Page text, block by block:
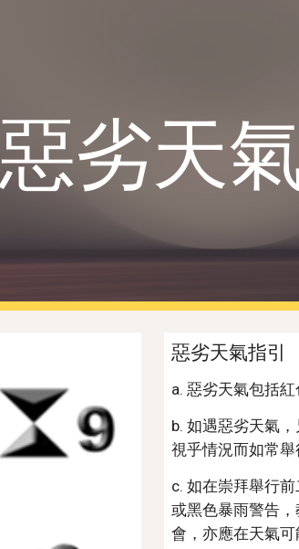
惡劣天
惡劣天氣指引
a. 惡劣天氣包括
b. 如遇惡劣天氣
視乎情況而如常舉
c. 如在崇拜舉行
或黑色暴雨警告
會，亦應在天氣可